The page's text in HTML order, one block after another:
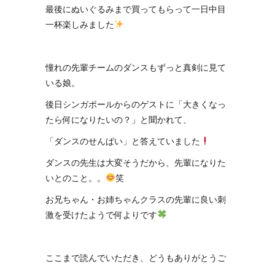
最後にぬいぐるみまで買ってもらって一日中目
一杯楽しみました
憧れの先輩チームのダンスもずっと真剣に見て
いる娘。
後日シンガポールからのゲストに「大きくなっ
たら何になりたいの？」と聞かれて、
「ダンスのせんぱい」と答えていました
ダンスの先生は大変そうだから、先輩になりた
いとのこと。。
笑
お兄ちゃん・お姉ちゃんクラスの先輩に良い刺
激を受けたようで何よりです
ここまで読んでいただき、どうもありがとうご